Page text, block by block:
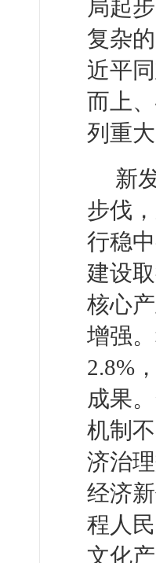
局起
复杂
近平
而上
列重
新
步伐
行稳
建设
核心
增强
2.8%
成果
机制
济治
经济
程人
文化